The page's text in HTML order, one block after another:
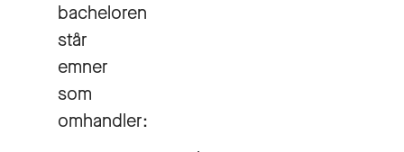
bacheloren
står
emner
som
omhandler: